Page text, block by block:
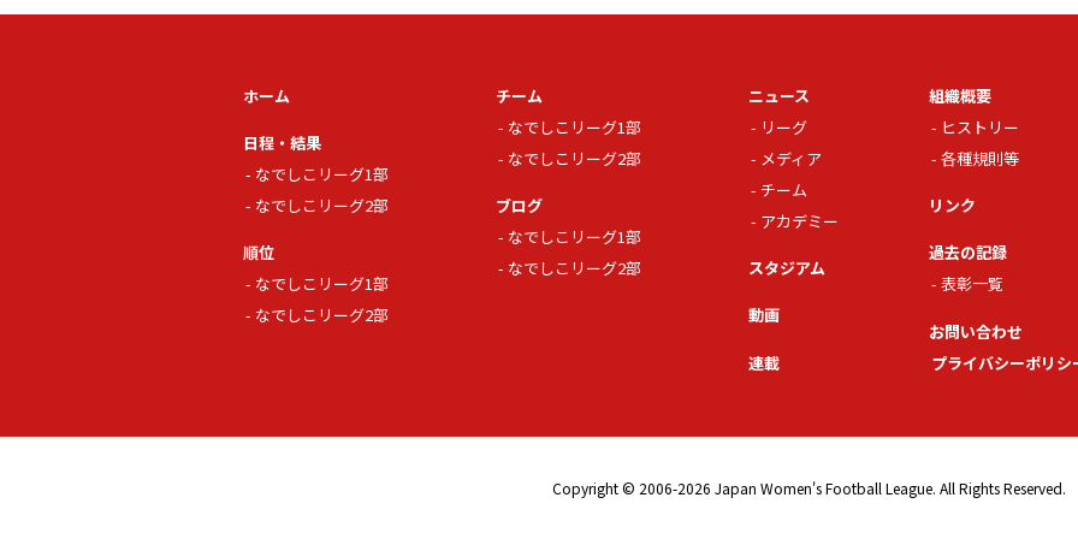
ホーム
日程・結果
なでしこリーグ1部
なでしこリーグ2部
順位
なでしこリーグ1部
なでしこリーグ2部
チーム
なでしこリーグ1部
なでしこリーグ2部
ブログ
なでしこリーグ1部
なでしこリーグ2部
ニュース
リーグ
メディア
チーム
アカデミー
スタジアム
動画
連載
組織概要
ヒストリー
各種規則等
リンク
過去の記録
表彰一覧
お問い合わせ
プライバシーポリシ
Copyright © 2006-2026 Japan Women's Football League. All Rights Reserved.